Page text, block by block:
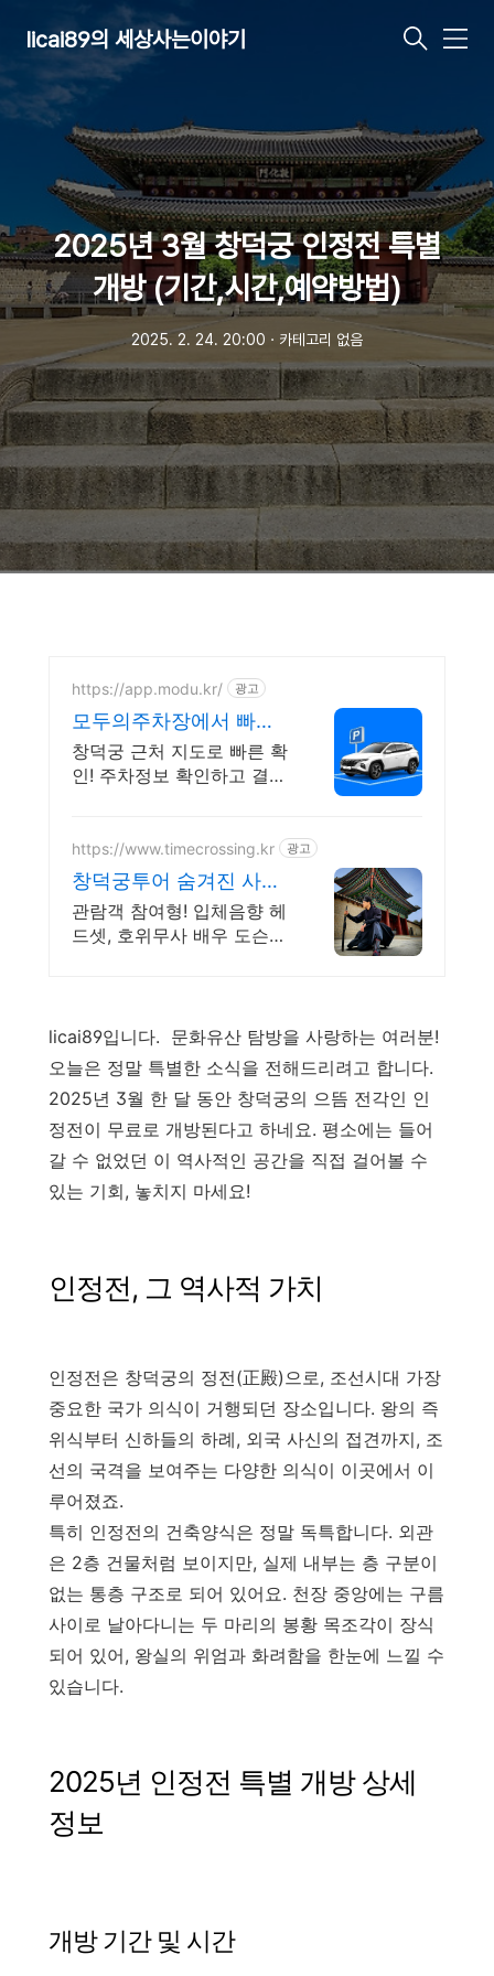
licai89의 세상사는이야기
메
2025년 3월 창덕궁 인정전 특별
개방 (기간,시간,예약방법)
2025. 2. 24. 20:00 ㆍ 카테고리 없음
https://app.modu.kr/ 광고
모두의주차장에서 빠른
주차! 서울주차장 최대
80% 할인
창덕궁 근처 지도로 빠른 확
인! 주차정보 확인하고 결제
https://www.timecrossing.kr 광고
창덕궁투어 숨겨진 사랑
이야기
관람객 참여형! 입체음향 헤
드셋, 호위무사 배우 도슨트
licai89입니다. 문화유산 탐방을 사랑하는 여러분!
오늘은 정말 특별한 소식을 전해드리려고 합니다.
2025년 3월 한 달 동안 창덕궁의 으뜸 전각인 인
정전이 무료로 개방된다고 하네요. 평소에는 들어
갈 수 없었던 이 역사적인 공간을 직접 걸어볼 수
있는 기회, 놓치지 마세요!
인정전, 그 역사적 가치
인정전은 창덕궁의 정전(正殿)으로, 조선시대 가장
중요한 국가 의식이 거행되던 장소입니다. 왕의 즉
위식부터 신하들의 하례, 외국 사신의 접견까지, 조
선의 국격을 보여주는 다양한 의식이 이곳에서 이
루어졌죠.
특히 인정전의 건축양식은 정말 독특합니다. 외관
은 2층 건물처럼 보이지만, 실제 내부는 층 구분이
없는 통층 구조로 되어 있어요. 천장 중앙에는 구름
사이로 날아다니는 두 마리의 봉황 목조각이 장식
되어 있어, 왕실의 위엄과 화려함을 한눈에 느낄 수
있습니다.
2025년 인정전 특별 개방 상세
정보
개방 기간 및 시간